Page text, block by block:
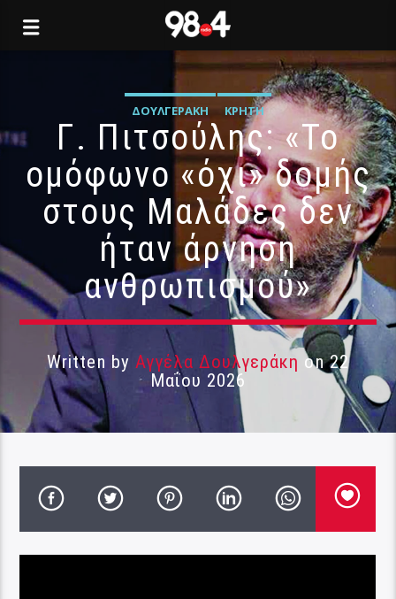
ΔΟΥΛΓΕΡΆΚΗ ΚΡΉΤΗ
Γ. Πιτσούλης: «Το
ομόφωνο «όχι» δομής
στους Μαλάδες δεν
ήταν άρνηση
ανθρωπισμού»
Written by Αγγέλα Δουλγεράκη on 22
Μαΐου 2026